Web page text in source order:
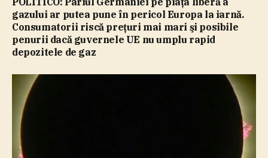
gazului ar putea pune în pericol Europa la iarnă.
Consumatorii riscă preţuri mai mari şi posibile
penurii dacă guvernele UE nu umplu rapid
depozitele de gaz